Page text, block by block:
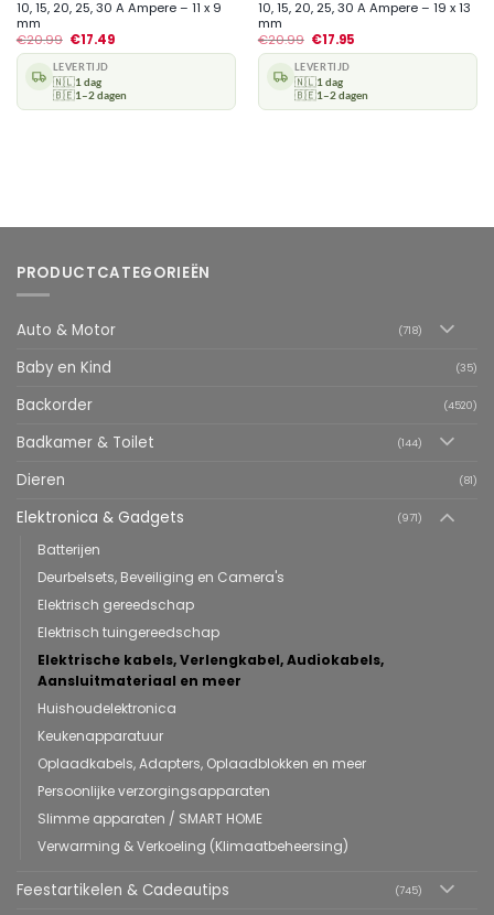
10, 15, 20, 25, 30 A Ampere – 11 x 9
mm
€20.99 €17.49
LEVERTIJD
🇳🇱1 dag
🇧🇪1–2 dagen
10, 15, 20, 25, 30 A Ampere – 19 x 13
mm
€20.99 €17.95
LEVERTIJD
🇳🇱1 dag
🇧🇪1–2 dagen
PRODUCTCATEGORIEËN
Auto & Motor (718)
Baby en Kind (35)
Backorder (4520)
Badkamer & Toilet (144)
Dieren (81)
Elektronica & Gadgets (971)
Batterijen
Deurbelsets, Beveiliging en Camera's
Elektrisch gereedschap
Elektrisch tuingereedschap
Elektrische kabels, Verlengkabel, Audiokabels,
Aansluitmateriaal en meer
Huishoudelektronica
Keukenapparatuur
Oplaadkabels, Adapters, Oplaadblokken en meer
Persoonlijke verzorgingsapparaten
Slimme apparaten / SMART HOME
Verwarming & Verkoeling (Klimaatbeheersing)
Feestartikelen & Cadeautips (745)